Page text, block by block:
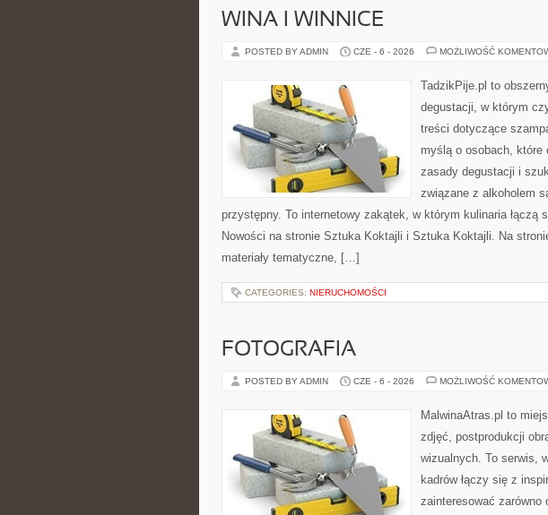
WINA I WINNICE
POSTED BY ADMIN CZE - 6 - 2026 MOŻLIWOŚĆ
TadzikPije.pl to
degustacji, w którym
treści dotyczące
myślą o osobach, które
zasady degustacji i
związane z alkoholem
przystępny. To internetowy zakątek, w którym kulinaria łączą
Nowości na stronie Sztuka Koktajli i Sztuka Koktajli. Na
materiały tematyczne, […]
CATEGORIES: NIERUCHOMOŚCI
FOTOGRAFIA
POSTED BY ADMIN CZE - 6 - 2026 MOŻLIWOŚĆ
MalwinaAtras.pl to
zdjęć, postprodukcji
wizualnych. To serwis,
kadrów łączy się z
zainteresować zarówno